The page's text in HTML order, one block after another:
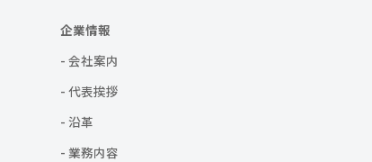
企業情報
- 会社案内
- 代表挨拶
- 沿革
- 業務内容